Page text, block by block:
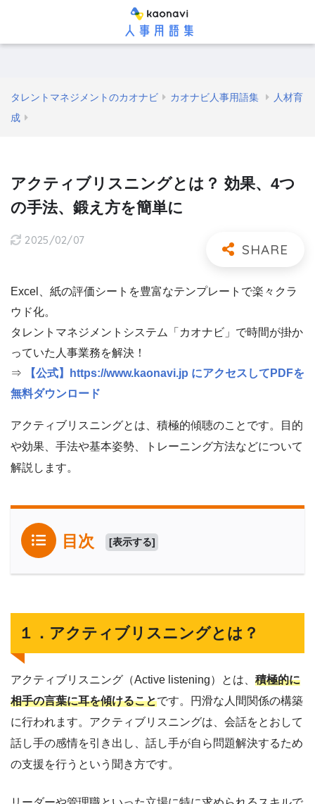
タレントマネジメントのカオナビ カオナビ人事用語集
人材育
成
アクティブリスニングとは？ 効果、4つ
の手法、鍛え方を簡単に
2025/02/07
Excel、紙の評価シートを豊富なテンプレートで楽々クラ
ウド化。
タレントマネジメントシステム「カオナビ」で時間が掛か
っていた人事業務を解決！
⇒
【公式】https://www.kaonavi.jp にアクセスしてPDFを
無料ダウンロード
アクティブリスニングとは、積極的傾聴のことです。目的
や効果、手法や基本姿勢、トレーニング方法などについて
解説します。
目次 [表示する]
１．アクティブリスニングとは？
アクティブリスニング（Active listening）とは、 積極的に
相手の言葉に耳を傾けることです。円滑な人間関係の構築
に行われます。アクティブリスニングは、会話をとおして
話し手の感情を引き出し、話し手が自ら問題解決するため
の支援を行うという聞き方です。